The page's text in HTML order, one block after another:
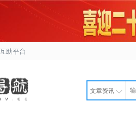
助平台
文章资讯